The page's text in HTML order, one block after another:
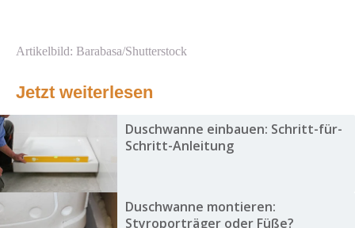
Artikelbild: Barabasa/Shutterstock
Jetzt weiterlesen
Duschwanne einbauen: Schritt-für-
Schritt-Anleitung
Duschwanne montieren:
Styroporträger oder Füße?